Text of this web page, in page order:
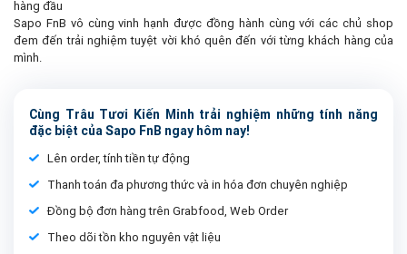
hàng đầu
Sapo FnB vô cùng vinh hạnh được đồng hành cùng với các chủ shop
đem đến trải nghiệm tuyệt vời khó quên đến với từng khách hàng của
mình.
Cùng Trâu Tươi Kiến Minh trải nghiệm những tính năng
đặc biệt của Sapo FnB ngay hôm nay!
Lên order, tính tiền tự động
Thanh toán đa phương thức và in hóa đơn chuyên nghiệp
Đồng bộ đơn hàng trên Grabfood, Web Order
Theo dõi tồn kho nguyên vật liệu